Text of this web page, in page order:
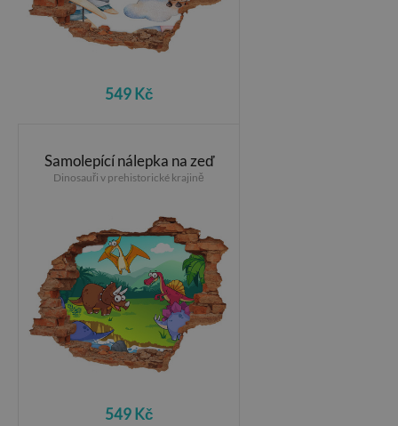
549 Kč
Samolepící nálepka na zeď
Dinosauři v prehistorické krajině
549 Kč